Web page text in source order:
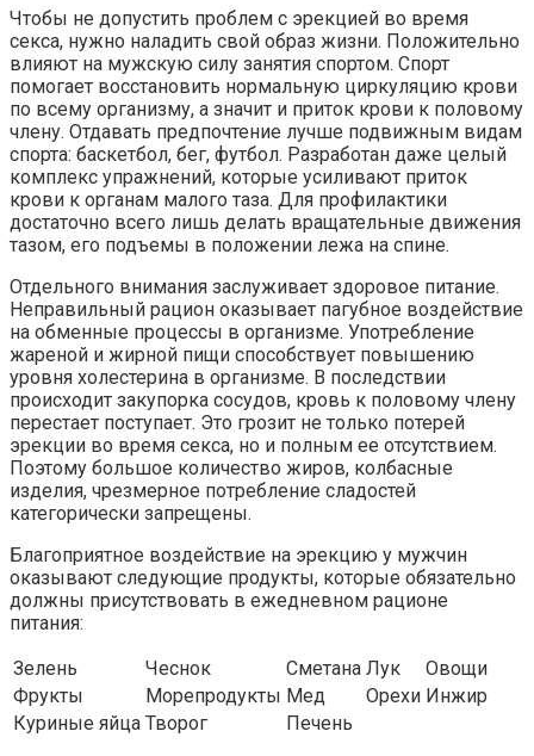
Чтобы не допустить проблем с эрекцией во время
секса, нужно наладить свой образ жизни. Положительно
влияют на мужскую силу занятия спортом. Спорт
помогает восстановить нормальную циркуляцию крови
по всему организму, а значит и приток крови к половому
члену. Отдавать предпочтение лучше подвижным видам
спорта: баскетбол, бег, футбол. Разработан даже целый
комплекс упражнений, которые усиливают приток
крови к органам малого таза. Для профилактики
достаточно всего лишь делать вращательные движения
тазом, его подъемы в положении лежа на спине.
Отдельного внимания заслуживает здоровое питание.
Неправильный рацион оказывает пагубное воздействие
на обменные процессы в организме. Употребление
жареной и жирной пищи способствует повышению
уровня холестерина в организме. В последствии
происходит закупорка сосудов, кровь к половому члену
перестает поступает. Это грозит не только потерей
эрекции во время секса, но и полным ее отсутствием.
Поэтому большое количество жиров, колбасные
изделия, чрезмерное потребление сладостей
категорически запрещены.
Благоприятное воздействие на эрекцию у мужчин
оказывают следующие продукты, которые обязательно
должны присутствовать в ежедневном рационе
питания:
Зелень
Чеснок Сметана Лук
Овощи
Фрукты
Морепродукты Мед Орехи Инжир
Куриные яйца Творог
Печень